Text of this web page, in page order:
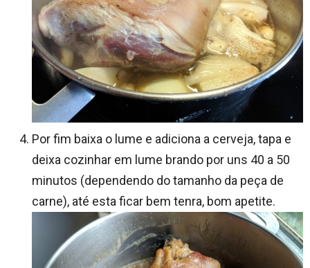
Por fim baixa o lume e adiciona a cerveja, tapa e
deixa cozinhar em lume brando por uns 40 a 50
minutos (dependendo do tamanho da peça de
carne), até esta ficar bem tenra, bom apetite.